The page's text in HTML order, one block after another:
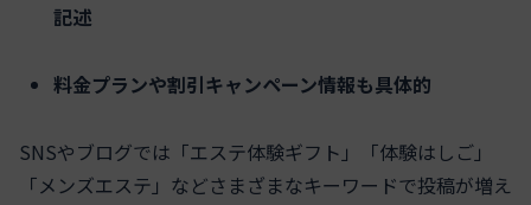
記述
料金プランや割引キャンペーン情報も具体的
SNSやブログでは「エステ体験ギフト」「体験はしご」
「メンズエステ」などさまざまなキーワードで投稿が増え